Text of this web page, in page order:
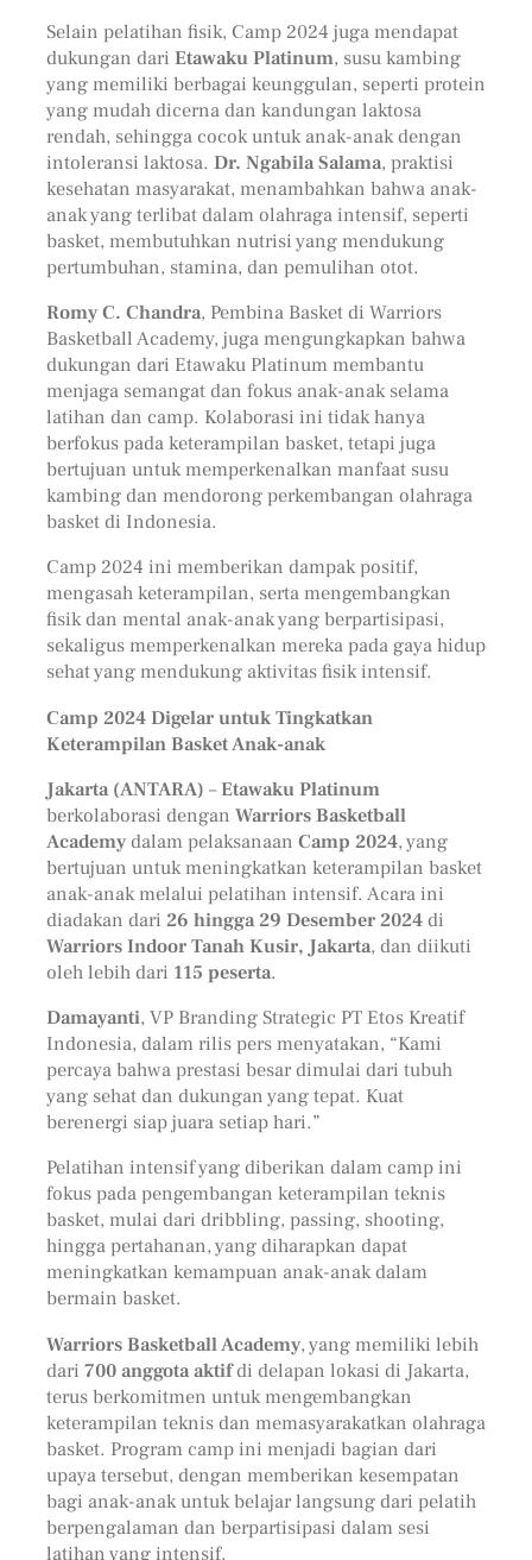
Selain pelatihan fisik, Camp 2024 juga mendapat
dukungan dari Etawaku Platinum, susu kambing
yang memiliki berbagai keunggulan, seperti protein
yang mudah dicerna dan kandungan laktosa
rendah, sehingga cocok untuk anak-anak dengan
intoleransi laktosa. Dr. Ngabila Salama, praktisi
kesehatan masyarakat, menambahkan bahwa anak-
anak yang terlibat dalam olahraga intensif, seperti
basket, membutuhkan nutrisi yang mendukung
pertumbuhan, stamina, dan pemulihan otot.
Romy C. Chandra, Pembina Basket di Warriors
Basketball Academy, juga mengungkapkan bahwa
dukungan dari Etawaku Platinum membantu
menjaga semangat dan fokus anak-anak selama
latihan dan camp. Kolaborasi ini tidak hanya
berfokus pada keterampilan basket, tetapi juga
bertujuan untuk memperkenalkan manfaat susu
kambing dan mendorong perkembangan olahraga
basket di Indonesia.
Camp 2024 ini memberikan dampak positif,
mengasah keterampilan, serta mengembangkan
fisik dan mental anak-anak yang berpartisipasi,
sekaligus memperkenalkan mereka pada gaya hidup
sehat yang mendukung aktivitas fisik intensif.
Camp 2024 Digelar untuk Tingkatkan
Keterampilan Basket Anak-anak
Jakarta (ANTARA) –Etawaku Platinum
berkolaborasi dengan Warriors Basketball
Academydalam pelaksanaan Camp 2024, yang
bertujuan untuk meningkatkan keterampilan basket
anak-anak melalui pelatihan intensif. Acara ini
diadakan dari 26 hingga 29 Desember 2024di
Warriors Indoor Tanah Kusir, Jakarta, dan diikuti
oleh lebih dari 115 peserta.
Damayanti, VP Branding Strategic PT Etos Kreatif
Indonesia, dalam rilis pers menyatakan, “Kami
percaya bahwa prestasi besar dimulai dari tubuh
yang sehat dan dukungan yang tepat. Kuat
berenergi siap juara setiap hari.”
Pelatihan intensif yang diberikan dalam camp ini
fokus pada pengembangan keterampilan teknis
basket, mulai dari dribbling, passing, shooting,
hingga pertahanan, yang diharapkan dapat
meningkatkan kemampuan anak-anak dalam
bermain basket.
Warriors Basketball Academy, yang memiliki lebih
dari 700 anggota aktifdi delapan lokasi di Jakarta,
terus berkomitmen untuk mengembangkan
keterampilan teknis dan memasyarakatkan olahraga
basket. Program camp ini menjadi bagian dari
upaya tersebut, dengan memberikan kesempatan
bagi anak-anak untuk belajar langsung dari pelatih
berpengalaman dan berpartisipasi dalam sesi
latihan yang intensif.